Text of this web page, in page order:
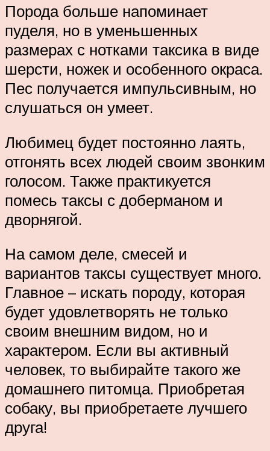
Порода больше напоминает
пуделя, но в уменьшенных
размерах с нотками таксика в виде
шерсти, ножек и особенного окраса.
Пес получается импульсивным, но
слушаться он умеет.
Любимец будет постоянно лаять,
отгонять всех людей своим звонким
голосом. Также практикуется
помесь таксы с доберманом и
дворнягой.
На самом деле, смесей и
вариантов таксы существует много.
Главное – искать породу, которая
будет удовлетворять не только
своим внешним видом, но и
характером. Если вы активный
человек, то выбирайте такого же
домашнего питомца. Приобретая
собаку, вы приобретаете лучшего
друга!